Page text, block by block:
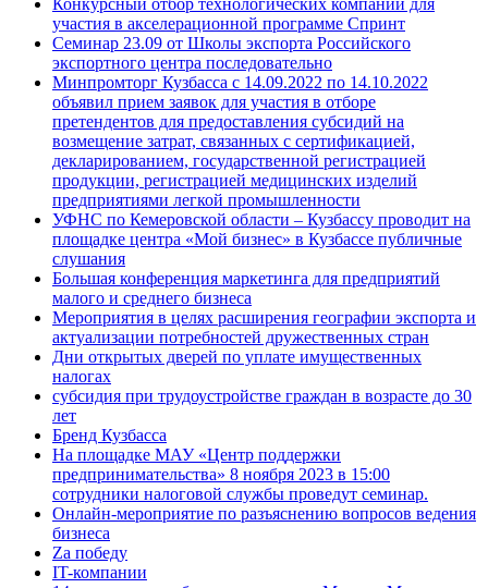
Конкурсный отбор технологических компаний для
участия в акселерационной программе Спринт
Семинар 23.09 от Школы экспорта Российского
экспортного центра последовательно
Минпромторг Кузбасса с 14.09.2022 по 14.10.2022
объявил прием заявок для участия в отборе
претендентов для предоставления субсидий на
возмещение затрат, связанных с сертификацией,
декларированием, государственной регистрацией
продукции, регистрацией медицинских изделий
предприятиями легкой промышленности
УФНС по Кемеровской области – Кузбассу проводит на
площадке центра «Мой бизнес» в Кузбассе публичные
слушания
Большая конференция маркетинга для предприятий
малого и среднего бизнеса
Мероприятия в целях расширения географии экспорта и
актуализации потребностей дружественных стран
Дни открытых дверей по уплате имущественных
налогах
субсидия при трудоустройстве граждан в возрасте до 30
лет
Бренд Кузбасса
На площадке МАУ «Центр поддержки
предпринимательства» 8 ноября 2023 в 15:00
сотрудники налоговой службы проведут семинар.
Онлайн-мероприятие по разъяснению вопросов ведения
бизнеса
Za победу
IT-компании